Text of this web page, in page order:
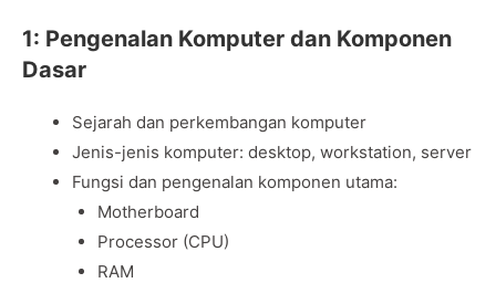
1: Pengenalan Komputer dan Komponen
Dasar
Sejarah dan perkembangan komputer
Jenis-jenis komputer: desktop, workstation, server
Fungsi dan pengenalan komponen utama:
Motherboard
Processor (CPU)
RAM